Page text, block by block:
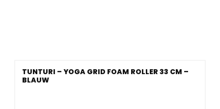
TUNTURI – YOGA GRID FOAM ROLLER 33 CM –
BLAUW